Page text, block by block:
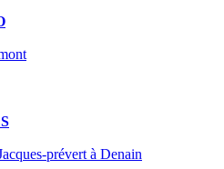
prévert à Denain